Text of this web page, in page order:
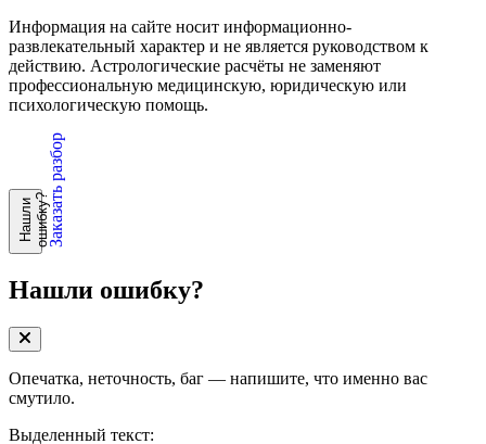
Информация на сайте носит информационно-
развлекательный характер и не является руководством к
действию. Астрологические расчёты не заменяют
профессиональную медицинскую, юридическую или
психологическую помощь.
Н
а
ш
л
и
о
ш
и
б
к
у?Заказать разбор
Нашли ошибку?
Опечатка, неточность, баг — напишите, что именно вас
смутило.
Выделенный текст: